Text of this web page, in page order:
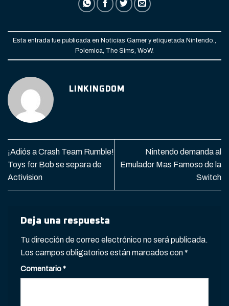
Esta entrada fue publicada en Noticias Gamer y etiquetada Nintendo.
Polemica The Sims WoW.
LINKINGDOM
¡Adiós a Crash Team Rumble!
Toys for Bob se separa de
Activision
Nintendo demanda al
Emulador Mas Famoso de la
Switch
Deja una respuesta
Tu dirección de correo electrónico no será publicada.
Los campos obligatorios están marcados con*
Comentario*